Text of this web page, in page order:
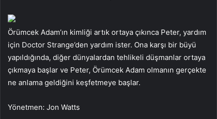
Örümcek Adam’ın kimliği artık ortaya çıkınca Peter, yardım
için Doctor Strange’den yardım ister. Ona karşı bir büyü
yapıldığında, diğer dünyalardan tehlikeli düşmanlar ortaya
çıkmaya başlar ve Peter, Örümcek Adam olmanın gerçekte
ne anlama geldiğini keşfetmeye başlar.
Yönetmen: Jon Watts